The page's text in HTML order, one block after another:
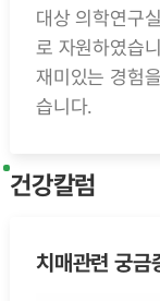
대상 의학연구
로 자원하였습
재미있는 경험
습니다.
건강칼럼
치매관련 궁